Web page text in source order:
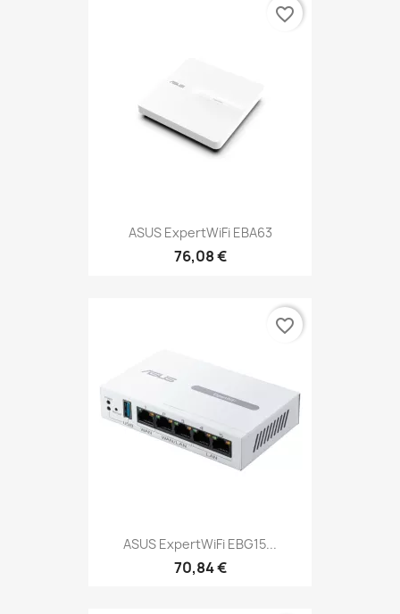
ASUS ExpertWiFi EBA63
76,08 €
favorite_border
ASUS ExpertWiFi EBG15...
70,84 €
favorite_border